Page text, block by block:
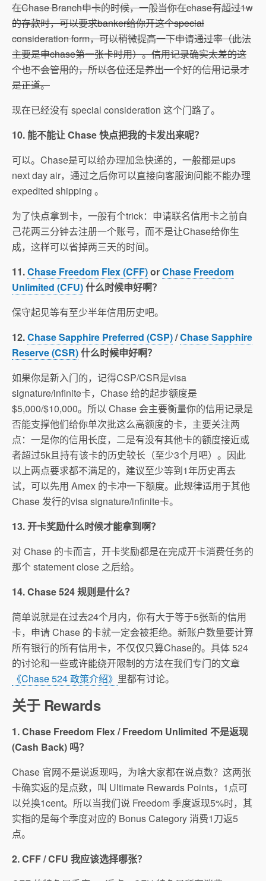
在Chase Branch申卡的时候，一般当你在chase有超过1w
的存款时，可以要求banker给你开这个special
consideration form，可以稍微提高一下申请通过率（此法
主要是申chase第一张卡时用）。信用记录确实太差的这
个也不会管用的，所以各位还是养出一个好的信用记录才
是正道。
现在已经没有 special consideration 这个门路了。
10. 能不能让 Chase 快点把我的卡发出来呢？
可以。Chase是可以给办理加急快递的，一般都是ups
next day air，通过之后你可以直接向客服询问能不能办理
expedited shipping 。
为了快点拿到卡，一般有个trick：申请联名信用卡之前自
己花两三分钟去注册一个账号，而不是让Chase给你生
成，这样可以省掉两三天的时间。
11.Chase Freedom Flex (CFF)orChase Freedom
Unlimited (CFU)什么时候申好啊？
保守起见等有至少半年信用历史吧。
12.Chase Sapphire Preferred (CSP)/Chase Sapphire
Reserve (CSR)什么时候申好啊？
如果你是新入门的，记得CSP/CSR是visa
signature/infinite卡，Chase 给的起步额度是
$5,000/$10,000。所以 Chase 会主要衡量你的信用记录是
否能支撑他们给你单次批这么高额度的卡，主要关注两
点：一是你的信用长度，二是有没有其他卡的额度接近或
者超过5k且持有该卡的历史较长（至少3个月吧）。因此
以上两点要求都不满足的，建议至少等到1年历史再去
试，可以先用 Amex 的卡冲一下额度。此规律适用于其他
Chase 发行的visa signature/infinite卡。
13. 开卡奖励什么时候才能拿到啊？
对 Chase 的卡而言，开卡奖励都是在完成开卡消费任务的
那个 statement close 之后给。
14. Chase 524 规则是什么？
简单说就是在过去24个月内，你有大于等于5张新的信用
卡，申请 Chase 的卡就一定会被拒绝。新账户数量要计算
所有银行的所有信用卡，不仅仅只算Chase的。具体 524
的讨论和一些或许能绕开限制的方法在我们专门的文章
《Chase 524 政策介绍》 里都有讨论。
关于 Rewards
1. Chase Freedom Flex / Freedom Unlimited 不是返现
(Cash Back) 吗？
Chase 官网不是说返现吗，为啥大家都在说点数？这两张
卡确实返的是点数，叫 Ultimate Rewards Points，1点可
以兑换1cent。所以当我们说 Freedom 季度返现5%时，其
实指的是每个季度对应的 Bonus Category 消费1刀返5
点。
2. CFF / CFU 我应该选择哪张？